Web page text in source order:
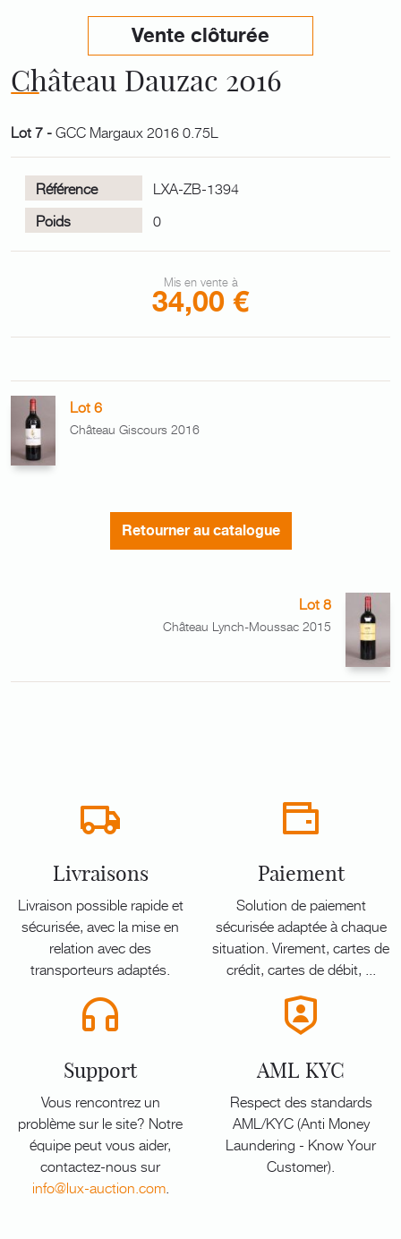
Vente clôturée
Château Dauzac 2016
Lot 7 -GCC Margaux 2016 0.75L
Référence
LXA-ZB-1394
Poids
0
Mis en vente à
34,00 €
Lot 6
Château Giscours 2016
Retourner au catalogue
Lot 8
Château Lynch-Moussac 2015
Livraisons
Livraison possible rapide et
sécurisée, avec la mise en
relation avec des
transporteurs adaptés.
Paiement
Solution de paiement
sécurisée adaptée à chaque
situation. Virement, cartes de
crédit, cartes de débit, ...
Support
Vous rencontrez un
problème sur le site? Notre
équipe peut vous aider,
contactez-nous sur
info@lux-auction.com.
AML KYC
Respect des standards
AML/KYC (Anti Money
Laundering - Know Your
Customer).